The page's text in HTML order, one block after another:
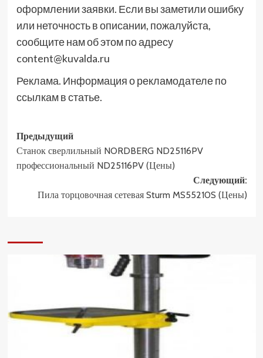
оформлении заявки. Если вы заметили ошибку
или неточность в описании, пожалуйста,
сообщите нам об этом по адресу
content@kuvalda.ru
Реклама. Информация о рекламодателе по
ссылкам в статье.
Навигация
записи
Предыдущий
Станок сверлильный NORDBERG ND25116PV
профессиональный ND25116PV (Цены)
Следующий:
Пила торцовочная сетевая Sturm MS55210S (Цены)